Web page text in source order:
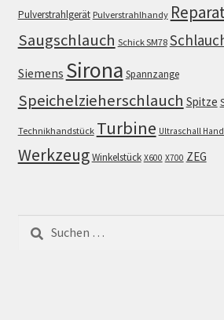
Pulverstrahlgerät Pulverstrahlhandy
Saugschlauch Schick SM78
Siemens Sirona Spannzange
Speichelzieherschlauch Spitze
Technikhandstück Turbine Ultraschall
WerkzeugWinkelstück X600 X700 ZEG
Suchen
nach: